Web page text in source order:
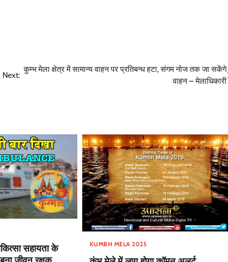
Next:
कुम्भ मेला क्षेत्र में सामान्य वाहन पर प्रतिबन्ध हटा, संगम नोज तक जा सकेंगे
वाहन – मेलाधिकारी
सहायता के
KUMBH MELA 2025